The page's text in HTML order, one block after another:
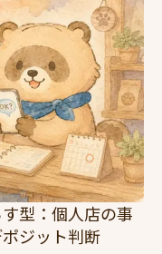
型：個人店の事
ジット判断